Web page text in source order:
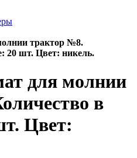
трактор №8.
20 шт. Цвет: никель.
для молнии
в
Цвет: